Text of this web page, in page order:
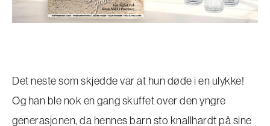
Det neste som skjedde var at hun døde i en ulykke!
Og han ble nok en gang skuffet over den yngre
generasjonen, da hennes barn sto knallhardt på sine